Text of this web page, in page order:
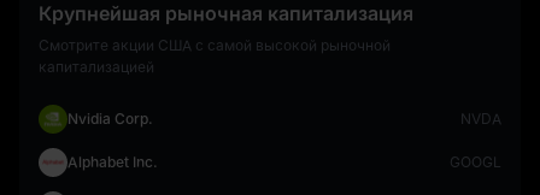
Крупнейшая рыночная капитализация
Смотрите акции США с самой высокой рыночной
капитализацией
Nvidia Corp. NVDA
Alphabet Inc. GOOGL